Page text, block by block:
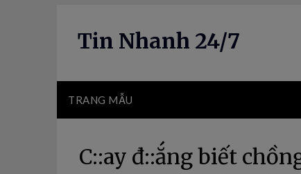
Tin Nhanh 24/7
TRANG MẪU
C::ay đ::ắng biết